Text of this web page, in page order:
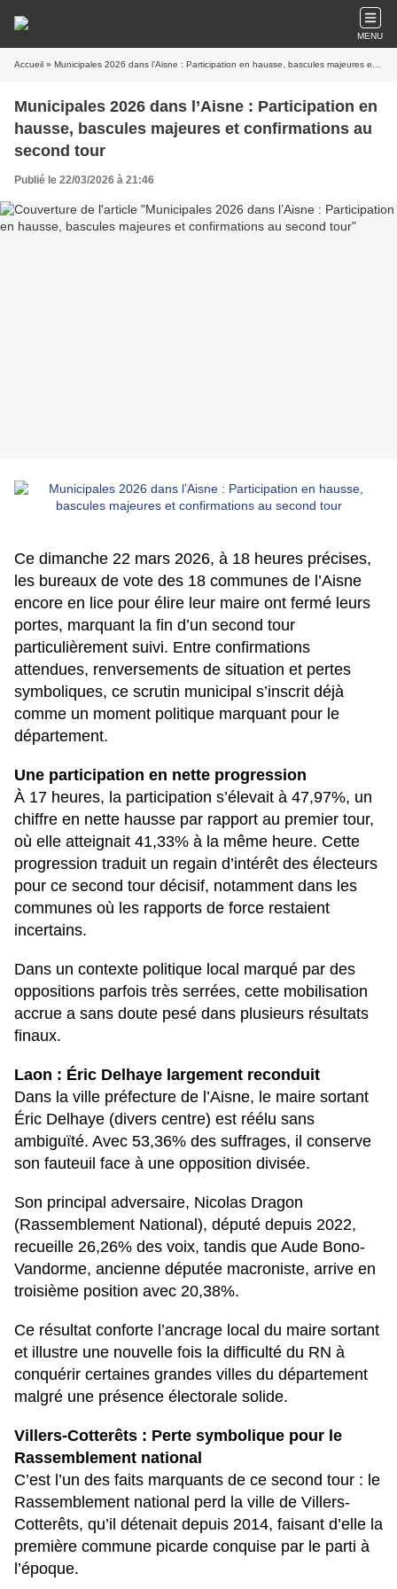
MENU
Accueil » Municipales 2026 dans l’Aisne : Participation en hausse, bascules majeures et confirmations au second tour
Municipales 2026 dans l’Aisne : Participation en
hausse, bascules majeures et confirmations au
second tour
Publié le 22/03/2026 à 21:46
Ce dimanche 22 mars 2026, à 18 heures précises,
les bureaux de vote des 18 communes de l’Aisne
encore en lice pour élire leur maire ont fermé leurs
portes, marquant la fin d’un second tour
particulièrement suivi. Entre confirmations
attendues, renversements de situation et pertes
symboliques, ce scrutin municipal s’inscrit déjà
comme un moment politique marquant pour le
département.
Une participation en nette progression
À 17 heures, la participation s’élevait à 47,97%, un
chiffre en nette hausse par rapport au premier tour,
où elle atteignait 41,33% à la même heure. Cette
progression traduit un regain d’intérêt des électeurs
pour ce second tour décisif, notamment dans les
communes où les rapports de force restaient
incertains.
Dans un contexte politique local marqué par des
oppositions parfois très serrées, cette mobilisation
accrue a sans doute pesé dans plusieurs résultats
finaux.
Laon : Éric Delhaye largement reconduit
Dans la ville préfecture de l’Aisne, le maire sortant
Éric Delhaye (divers centre) est réélu sans
ambiguïté. Avec 53,36% des suffrages, il conserve
son fauteuil face à une opposition divisée.
Son principal adversaire, Nicolas Dragon
(Rassemblement National), député depuis 2022,
recueille 26,26% des voix, tandis que Aude Bono-
Vandorme, ancienne députée macroniste, arrive en
troisième position avec 20,38%.
Ce résultat conforte l’ancrage local du maire sortant
et illustre une nouvelle fois la difficulté du RN à
conquérir certaines grandes villes du département
malgré une présence électorale solide.
Villers-Cotterêts : Perte symbolique pour le
Rassemblement national
C’est l’un des faits marquants de ce second tour : le
Rassemblement national perd la ville de Villers-
Cotterêts, qu’il détenait depuis 2014, faisant d’elle la
première commune picarde conquise par le parti à
l’époque.